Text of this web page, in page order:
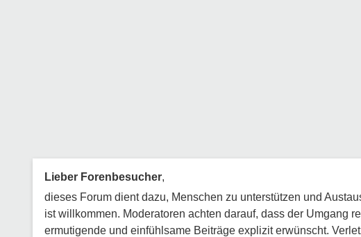
Lieber Forenbesucher,
dieses Forum dient dazu, Menschen zu unterstützen und
ist willkommen. Moderatoren achten darauf, dass der Umgang
ermutigende und einfühlsame Beiträge explizit erwünscht.